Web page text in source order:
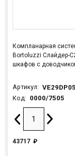
Компланарная
Bortoluzzi Слайдер-
шкафов с
Артикул:
Код: 0000/7505
43717 ₽